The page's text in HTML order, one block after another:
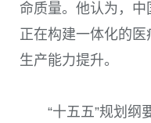
命质量。他认为，中
正在构建一体化的
生产能力提升。
“十五五”规划纲